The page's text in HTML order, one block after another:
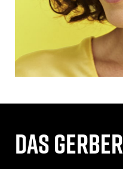
Das gerber